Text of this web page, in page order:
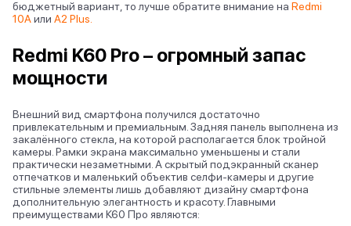
бюджетный вариант, то лучше обратите внимание на Redmi
10Aили A2 Plus
Redmi K60 Pro – огромный запас
мощности
Внешний вид смартфона получился достаточно
привлекательным и премиальным. Задняя панель выполнена из
закалённого стекла, на которой располагается блок тройной
камеры. Рамки экрана максимально уменьшены и стали
практически незаметными. А скрытый подэкранный сканер
отпечатков и маленький объектив селфи-камеры и другие
стильные элементы лишь добавляют дизайну смартфона
дополнительную элегантность и красоту. Главными
преимуществами К60 Про являются: